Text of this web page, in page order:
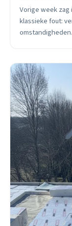
Vorige week
klassieke fout: